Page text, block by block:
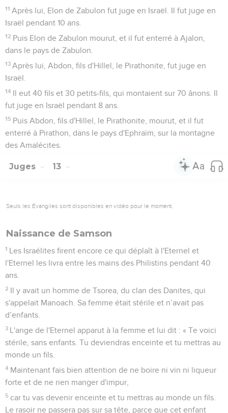
11 Après lui, Elon de Zabulon fut juge en Israël. Il fut juge en
Israël pendant 10 ans.
12 Puis Elon de Zabulon mourut, et il fut enterré à Ajalon,
dans le pays de Zabulon.
13 Après lui, Abdon, fils d'Hillel, le Pirathonite, fut juge en
Israël.
14 Il eut 40 fils et 30 petits-fils, qui montaient sur 70 ânons. Il
fut juge en Israël pendant 8 ans.
15 Puis Abdon, fils d'Hillel, le Pirathonite, mourut, et il fut
enterré à Pirathon, dans le pays d'Ephraïm, sur la montagne
des Amalécites.
Juges 13
Seuls les Évangiles sont disponibles en vidéo pour le moment.
Naissance de Samson
1 Les Israélites firent encore ce qui déplaît à l'Eternel et
l'Eternel les livra entre les mains des Philistins pendant 40
ans.
2 Il y avait un homme de Tsorea, du clan des Danites, qui
s'appelait Manoach. Sa femme était stérile et n’avait pas
d’enfants.
3 L'ange de l'Eternel apparut à la femme et lui dit : « Te voici
stérile, sans enfants. Tu deviendras enceinte et tu mettras au
monde un fils.
4 Maintenant fais bien attention de ne boire ni vin ni liqueur
forte et de ne rien manger d'impur,
5 car tu vas devenir enceinte et tu mettras au monde un fils.
Le rasoir ne passera pas sur sa tête, parce que cet enfant